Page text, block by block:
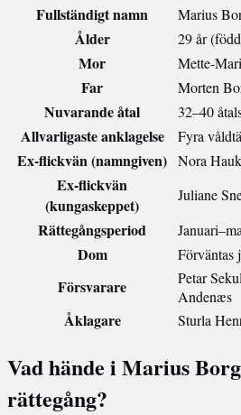
Fullständigt namn Marius
Ålder 29 år
Mor Mette-
Far Morten
Nuvarande åtal 32–40
Allvarligaste anklagelse Fyra
Ex-flickvän (namngiven) Nora
Ex-flickvän
(kungaskeppet)
Juliane
Rättegångsperiod
Dom Förväntas
Försvarare
Petar
Andenæs
Åklagare Sturla
Vad hände i Marius
rättegång?